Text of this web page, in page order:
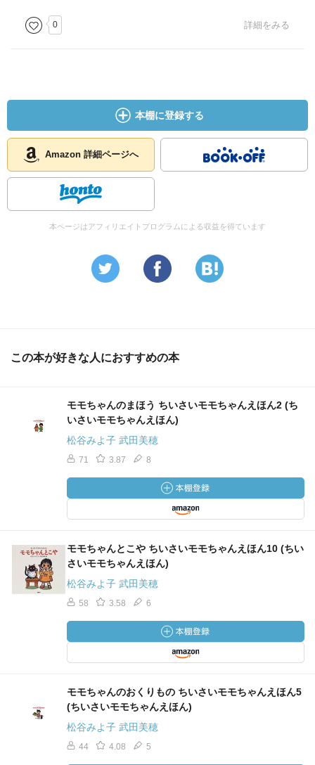
0 詳細をみる
本棚に登録する
Amazon 詳細ページへ
本ページはアフィリエイトプログラムによる収益を得ています
この本が好きな人におすすめの本
モモちゃんのまほう ちいさいモモちゃんえほん2 (ち
いさいモモちゃんえほん)
松谷みよ子 武田美穂
71 3.87 8
モモちゃんとこや ちいさいモモちゃんえほん10 (ちい
さいモモちゃんえほん)
松谷みよ子 武田美穂
58 3.58 6
モモちゃんのおくりもの ちいさいモモちゃんえほん5
(ちいさいモモちゃんえほん)
松谷みよ子 武田美穂
44 4.08 5